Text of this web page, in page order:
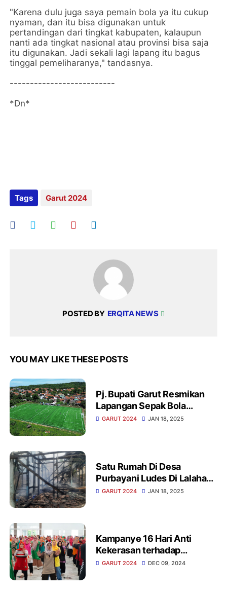
"Karena dulu juga saya pemain bola ya itu cukup
nyaman, dan itu bisa digunakan untuk
pertandingan dari tingkat kabupaten, kalaupun
nanti ada tingkat nasional atau provinsi bisa saja
itu digunakan. Jadi sekali lagi lapang itu bagus
tinggal pemeliharanya," tandasnya.
--------------------------
*Dn*
Tags Garut 2024
POSTED BY ERQITA NEWS
YOU MAY LIKE THESE POSTS
Pj. Bupati Garut Resmikan
Lapangan Sepak Bola
Cisanggiri di Kecamatan
GARUT 2024 JAN 18, 2025
Satu Rumah Di Desa
Purbayani Ludes Di Lalahap
Sijago Merah
GARUT 2024 JAN 18, 2025
Kampanye 16 Hari Anti
Kekerasan terhadap
Perempuan, Pemkab Garut
GARUT 2024 DEC 09, 2024